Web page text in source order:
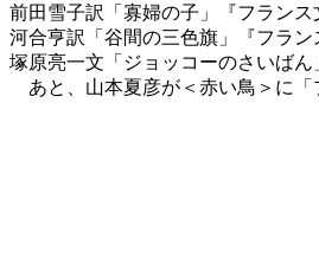
前田雪子訳「寡婦の子」『フラン
河合亨訳「谷間の三色旗」『フラ
塚原亮一文「ジョッコーのさいば
あと、山本夏彦が＜赤い鳥＞に「